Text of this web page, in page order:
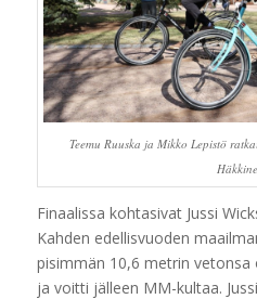
Teemu Ruuska ja Mikko Lepistö
Finaalissa kohtasivat Jussi
Kahden edellisvuoden
pisimmän 10,6 metrin vetonsa
ja voitti jälleen MM-kultaa.